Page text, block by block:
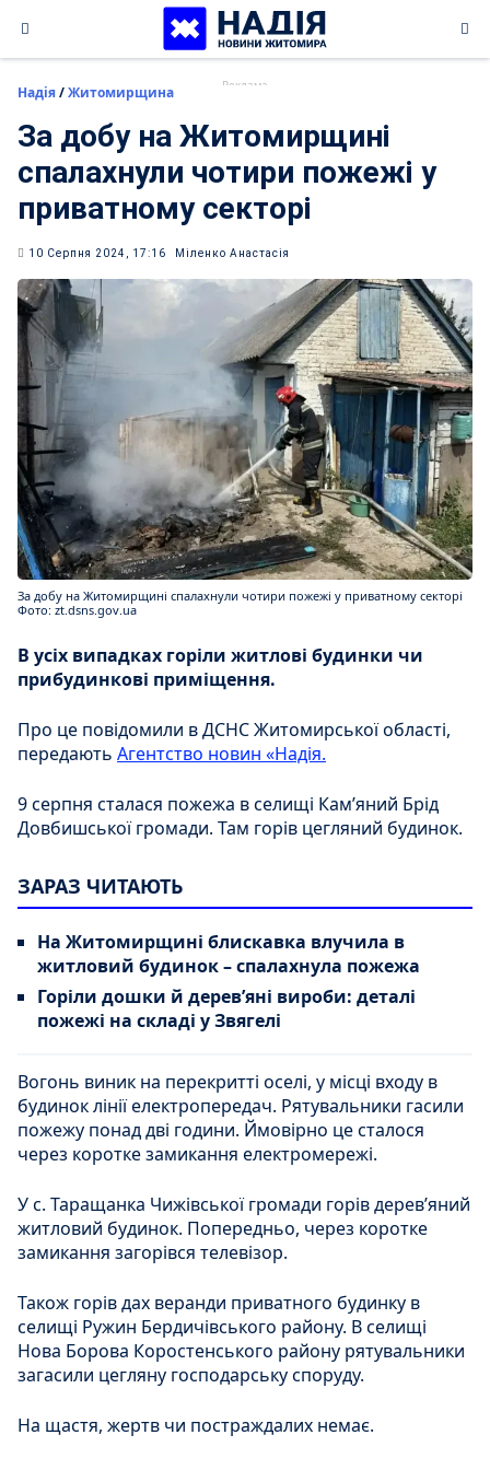
content
Надія/Житомирщина
За добу на Житомирщині
спалахнули чотири пожежі у
приватному секторі
10 Серпня 2024, 17:16 Міленко Анастасія
За добу на Житомирщині спалахнули чотири пожежі у приватному секторі
Фото: zt.dsns.gov.ua
В усіх випадках горіли житлові будинки чи
прибудинкові приміщення.
Про це повідомили в ДСНС Житомирської області,
передають Агентство новин «Надія.
9 серпня сталася пожежа в селищі Кам’яний Брід
Довбишської громади. Там горів цегляний будинок.
ЗАРАЗ ЧИТАЮТЬ
На Житомирщині блискавка влучила в
житловий будинок – спалахнула пожежа
Горіли дошки й дерев’яні вироби: деталі
пожежі на складі у Звягелі
Вогонь виник на перекритті оселі, у місці входу в
будинок лінії електропередач. Рятувальники гасили
пожежу понад дві години. Ймовірно це сталося
через коротке замикання електромережі.
У с. Таращанка Чижівської громади горів дерев’яний
житловий будинок. Попередньо, через коротке
замикання загорівся телевізор.
Також горів дах веранди приватного будинку в
селищі Ружин Бердичівського району. В селищі
Нова Борова Коростенського району рятувальники
загасили цегляну господарську споруду.
На щастя, жертв чи постраждалих немає.